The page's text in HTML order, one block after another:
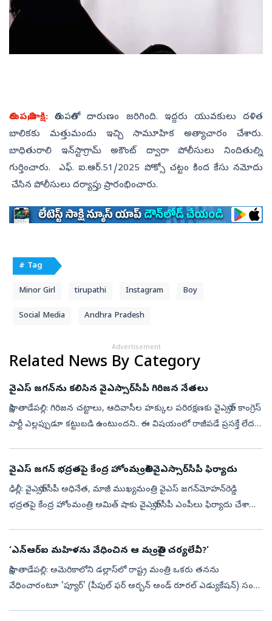
తిరుపతి,సాక్షి:తిరుపతిలో దారుణం జరిగింది. ఇద్దరు యువకులు దళిత
బాలికకు మత్తుమందు ఇచ్చి సామూహిక అత్యాచారం చేశారు.
బాధితురాలి ఇన్‌స్టాగ్రామ్‌ అకౌంట్‌ ద్వారా పోలీసులు నిందితుల్ని
గుర్తించారు. ఎఫ్. ఐ.ఆర్.51/2025 పోక్సో చట్టం కింద కేసు నమోదు
చేసిన పోలీసులు దర్యాప్తు ప్రారంభించారు.
# Tag
Minor Girl tirupathi Instagram Boy
Social Media Andhra Pradesh
Advertisement
Related News By Category
వైఎస్ జగన్‌ను కలిసిన వైఎస్సార్‌సీపీ గిరిజన నేతలు
సాక్షి, తాడేపల్లి: గిరిజన చట్టాలు, ఆదివాసీల హక్కుల పరిరక్షణకు వైఎస్సార్‌ కాంగ్రెస్‌
పార్టీ ఎల్లప్పుడూ కట్టుబడి ఉంటుందని.. ఈ విషయంలో రాజీపడే ప్రసక్తే లేదని
వైఎస్‌ జగన్‌ భద్రతపై కేంద్ర హోంమంత్రికి వైఎస్సార్‌సీపీ ఫిర్యాదు
ఢిల్లీ: వైఎస్సార్‌సీపీ అధినేత, మాజీ ముఖ్యమంత్రి వైఎస్‌ జగన్‌మోహన్‌రెడ్డి
భద్రతపై కేంద్ర హోంమంత్రి అమిత్‌ షాకు వైఎస్సార్‌సీపీ ఎంపీలు ఫిర్యాదు చేశారు.
‘ఎన్ఆర్ఐ మహిళను వేధించిన ఆ మంత్రిపై చర్యలేవీ?’
సాక్షి, తాడేపల్లి: అమెరికాలోని డల్లాస్‌లో రాష్ట్ర మంత్రి ఒకరు తనను
వేధించారంటూ ‘ప్యూర్‌’ (పీపుల్‌ ఫర్‌ అర్బన్‌ అండ్‌ రూరల్‌ ఎడ్యుకేషన్‌) సంస్థ